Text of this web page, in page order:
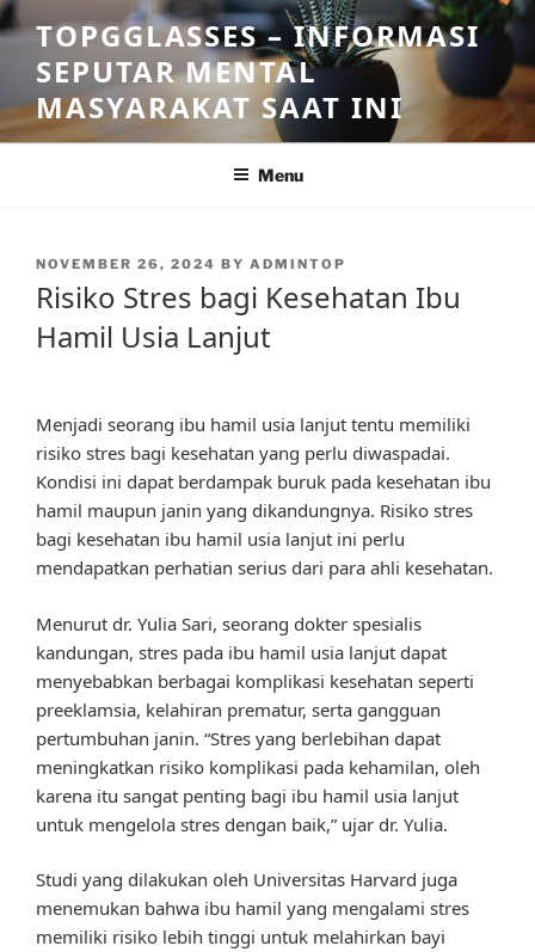
Skip
to
content
TOPGGLASSES – INFORMASI
SEPUTAR MENTAL
MASYARAKAT SAAT INI
Menu
POSTED
ON
NOVEMBER 26, 2024 BY ADMINTOP
Risiko Stres bagi Kesehatan Ibu
Hamil Usia Lanjut
Menjadi seorang ibu hamil usia lanjut tentu memiliki
risiko stres bagi kesehatan yang perlu diwaspadai.
Kondisi ini dapat berdampak buruk pada kesehatan ibu
hamil maupun janin yang dikandungnya. Risiko stres
bagi kesehatan ibu hamil usia lanjut ini perlu
mendapatkan perhatian serius dari para ahli kesehatan.
Menurut dr. Yulia Sari, seorang dokter spesialis
kandungan, stres pada ibu hamil usia lanjut dapat
menyebabkan berbagai komplikasi kesehatan seperti
preeklamsia, kelahiran prematur, serta gangguan
pertumbuhan janin. “Stres yang berlebihan dapat
meningkatkan risiko komplikasi pada kehamilan, oleh
karena itu sangat penting bagi ibu hamil usia lanjut
untuk mengelola stres dengan baik,” ujar dr. Yulia.
Studi yang dilakukan oleh Universitas Harvard juga
menemukan bahwa ibu hamil yang mengalami stres
memiliki risiko lebih tinggi untuk melahirkan bayi